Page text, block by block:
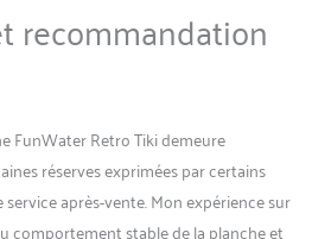
recommandation
FunWater Retro Tiki demeure
réserves exprimées par certains
après-vente. Mon expérience sur
comportement stable de la planche et